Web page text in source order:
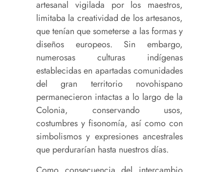
artesanal vigilada por los maestros,
limitaba la creatividad de los artesanos,
que tenían que someterse a las formas y
diseños europeos. Sin embargo,
numerosas culturas indígenas
establecidas en apartadas comunidades
del gran territorio novohispano
permanecieron intactas a lo largo de la
Colonia, conservando usos,
costumbres y fisonomía, así como con
simbolismos y expresiones ancestrales
que perdurarían hasta nuestros días.